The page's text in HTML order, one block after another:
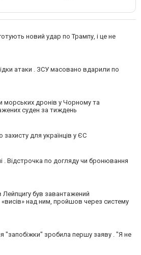
новий удар по Трампу, і це не
атаки . ЗСУ масовано вдарили по
морських дронів у Чорному та
суден за тиждень
для українців у ЄС
Відстрочка по догляду чи бронювання
Лейпцигу був завантажений
над ним, пройшов через систему
"запобіжки" зробила першу заяву . "Я не